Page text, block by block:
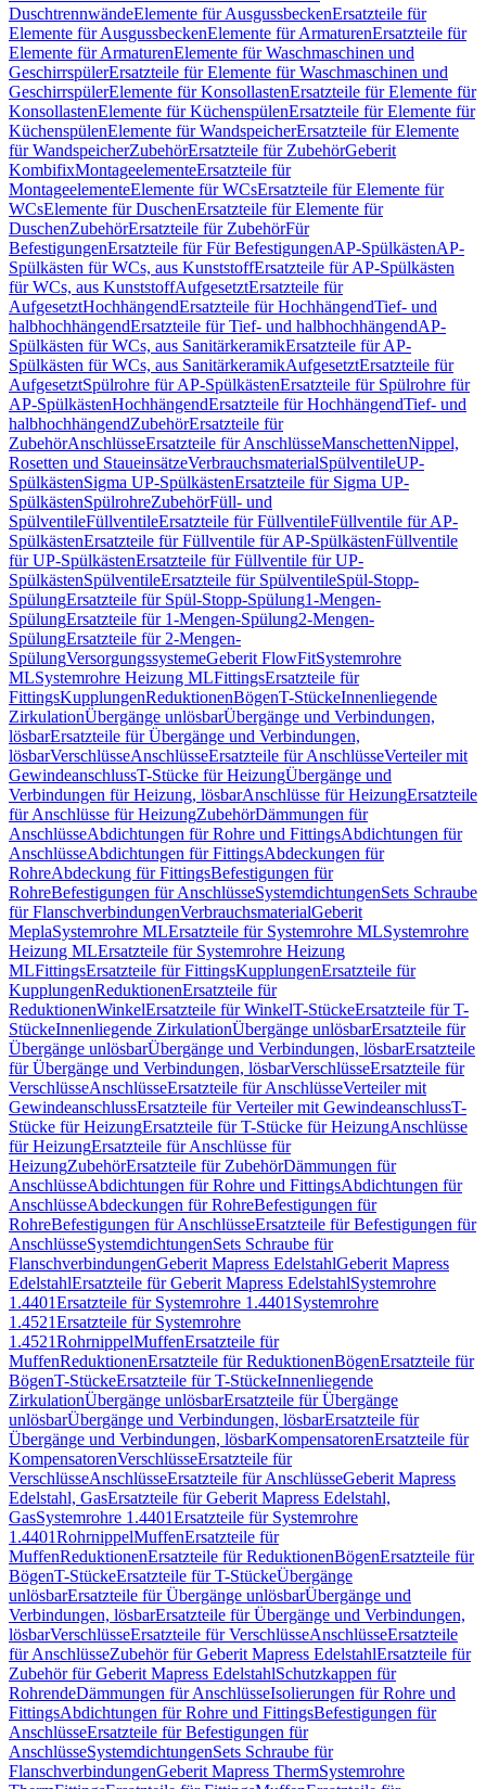
DuschtrennwändeElemente für AusgussbeckenErsatzteile für
Elemente für AusgussbeckenElemente für ArmaturenErsatzteile für
Elemente für ArmaturenElemente für Waschmaschinen und
GeschirrspülerErsatzteile für Elemente für Waschmaschinen und
GeschirrspülerElemente für KonsollastenErsatzteile für Elemente für
KonsollastenElemente für KüchenspülenErsatzteile für Elemente für
KüchenspülenElemente für WandspeicherErsatzteile für Elemente
für WandspeicherZubehörErsatzteile für ZubehörGeberit
KombifixMontageelementeErsatzteile für
MontageelementeElemente für WCsErsatzteile für Elemente für
WCsElemente für DuschenErsatzteile für Elemente für
DuschenZubehörErsatzteile für ZubehörFür
BefestigungenErsatzteile für Für BefestigungenAP-SpülkästenAP-
Spülkästen für WCs, aus KunststoffErsatzteile für AP-Spülkästen
für WCs, aus KunststoffAufgesetztErsatzteile für
AufgesetztHochhängendErsatzteile für HochhängendTief- und
halbhochhängendErsatzteile für Tief- und halbhochhängendAP-
Spülkästen für WCs, aus SanitärkeramikErsatzteile für AP-
Spülkästen für WCs, aus SanitärkeramikAufgesetztErsatzteile für
AufgesetztSpülrohre für AP-SpülkästenErsatzteile für Spülrohre für
AP-SpülkästenHochhängendErsatzteile für HochhängendTief- und
halbhochhängendZubehörErsatzteile für
ZubehörAnschlüsseErsatzteile für AnschlüsseManschettenNippel,
Rosetten und StaueinsätzeVerbrauchsmaterialSpülventileUP-
SpülkästenSigma UP-SpülkästenErsatzteile für Sigma UP-
SpülkästenSpülrohreZubehörFüll- und
SpülventileFüllventileErsatzteile für FüllventileFüllventile für AP-
SpülkästenErsatzteile für Füllventile für AP-SpülkästenFüllventile
für UP-SpülkästenErsatzteile für Füllventile für UP-
SpülkästenSpülventileErsatzteile für SpülventileSpül-Stopp-
SpülungErsatzteile für Spül-Stopp-Spülung1-Mengen-
SpülungErsatzteile für 1-Mengen-Spülung2-Mengen-
SpülungErsatzteile für 2-Mengen-
SpülungVersorgungssystemeGeberit FlowFitSystemrohre
MLSystemrohre Heizung MLFittingsErsatzteile für
FittingsKupplungenReduktionenBögenT-StückeInnenliegende
ZirkulationÜbergänge unlösbarÜbergänge und Verbindungen,
lösbarErsatzteile für Übergänge und Verbindungen,
lösbarVerschlüsseAnschlüsseErsatzteile für AnschlüsseVerteiler mit
GewindeanschlussT-Stücke für HeizungÜbergänge und
Verbindungen für Heizung, lösbarAnschlüsse für HeizungErsatzteile
für Anschlüsse für HeizungZubehörDämmungen für
AnschlüsseAbdichtungen für Rohre und FittingsAbdichtungen für
AnschlüsseAbdichtungen für FittingsAbdeckungen für
RohreAbdeckung für FittingsBefestigungen für
RohreBefestigungen für AnschlüsseSystemdichtungenSets Schraube
für FlanschverbindungenVerbrauchsmaterialGeberit
MeplaSystemrohre MLErsatzteile für Systemrohre MLSystemrohre
Heizung MLErsatzteile für Systemrohre Heizung
MLFittingsErsatzteile für FittingsKupplungenErsatzteile für
KupplungenReduktionenErsatzteile für
ReduktionenWinkelErsatzteile für WinkelT-StückeErsatzteile für T-
StückeInnenliegende ZirkulationÜbergänge unlösbarErsatzteile für
Übergänge unlösbarÜbergänge und Verbindungen, lösbarErsatzteile
für Übergänge und Verbindungen, lösbarVerschlüsseErsatzteile für
VerschlüsseAnschlüsseErsatzteile für AnschlüsseVerteiler mit
GewindeanschlussErsatzteile für Verteiler mit GewindeanschlussT-
Stücke für HeizungErsatzteile für T-Stücke für HeizungAnschlüsse
für HeizungErsatzteile für Anschlüsse für
HeizungZubehörErsatzteile für ZubehörDämmungen für
AnschlüsseAbdichtungen für Rohre und FittingsAbdichtungen für
AnschlüsseAbdeckungen für RohreBefestigungen für
RohreBefestigungen für AnschlüsseErsatzteile für Befestigungen für
AnschlüsseSystemdichtungenSets Schraube für
FlanschverbindungenGeberit Mapress EdelstahlGeberit Mapress
EdelstahlErsatzteile für Geberit Mapress EdelstahlSystemrohre
1.4401Ersatzteile für Systemrohre 1.4401 Systemrohre
1.4521Ersatzteile für Systemrohre
1.4521RohrnippelMuffenErsatzteile für
MuffenReduktionenErsatzteile für ReduktionenBögenErsatzteile für
BögenT-StückeErsatzteile für T-StückeInnenliegende
ZirkulationÜbergänge unlösbarErsatzteile für Übergänge
unlösbarÜbergänge und Verbindungen, lösbarErsatzteile für
Übergänge und Verbindungen, lösbarKompensatorenErsatzteile für
KompensatorenVerschlüsseErsatzteile für
VerschlüsseAnschlüsseErsatzteile für AnschlüsseGeberit Mapress
Edelstahl, GasErsatzteile für Geberit Mapress Edelstahl,
GasSystemrohre 1.4401Ersatzteile für Systemrohre
1.4401RohrnippelMuffenErsatzteile für
MuffenReduktionenErsatzteile für ReduktionenBögenErsatzteile für
BögenT-StückeErsatzteile für T-StückeÜbergänge
unlösbarErsatzteile für Übergänge unlösbarÜbergänge und
Verbindungen, lösbarErsatzteile für Übergänge und Verbindungen,
lösbarVerschlüsseErsatzteile für VerschlüsseAnschlüsseErsatzteile
für AnschlüsseZubehör für Geberit Mapress EdelstahlErsatzteile für
Zubehör für Geberit Mapress EdelstahlSchutzkappen für
RohrendeDämmungen für AnschlüsseIsolierungen für Rohre und
FittingsAbdichtungen für Rohre und FittingsBefestigungen für
AnschlüsseErsatzteile für Befestigungen für
AnschlüsseSystemdichtungenSets Schraube für
FlanschverbindungenGeberit Mapress ThermSystemrohre